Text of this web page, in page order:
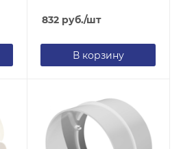
832 руб./шт
В корзину